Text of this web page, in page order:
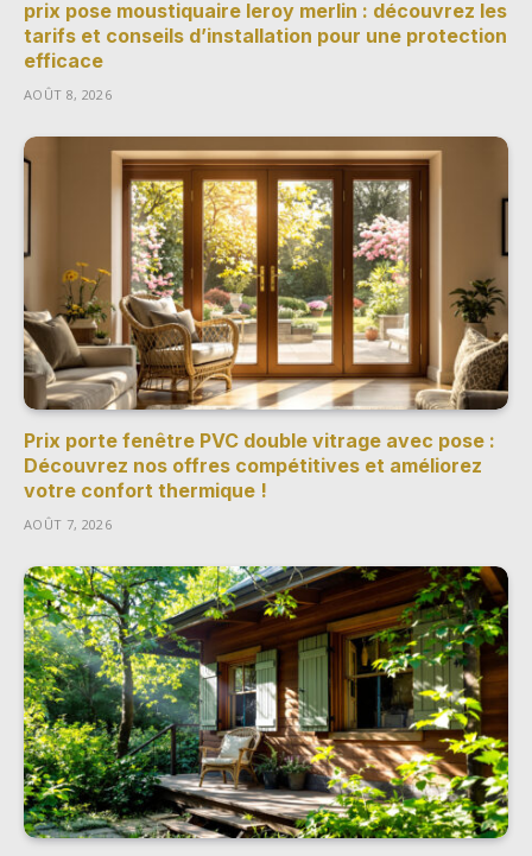
prix pose moustiquaire leroy merlin : découvrez les
tarifs et conseils d’installation pour une protection
efficace
AOÛT 8, 2026
Prix porte fenêtre PVC double vitrage avec pose :
Découvrez nos offres compétitives et améliorez
votre confort thermique !
AOÛT 7, 2026